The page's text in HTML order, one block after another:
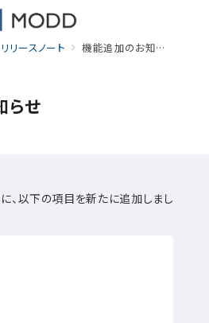
リリースノート 機能追加のお知らせ
らせ
、以下の項目を新たに追加しまし